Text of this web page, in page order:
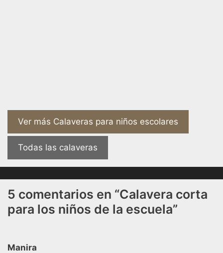
Ver más Calaveras para niños escolares
Todas las calaveras
5 comentarios en “Calavera corta
para los niños de la escuela”
Manira